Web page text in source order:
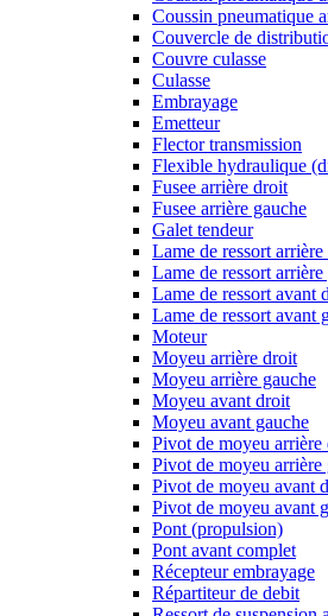
Coussin pneumatique
Couvercle de
Couvre culasse
Culasse
Embrayage
Emetteur
Flector transmission
Flexible hydraulique
Fusee arrière droit
Fusee arrière gauche
Galet tendeur
Lame de ressort
Lame de ressort arrière
Lame de ressort avant
Lame de ressort avant
Moteur
Moyeu arrière droit
Moyeu arrière gauche
Moyeu avant droit
Moyeu avant gauche
Pivot de moyeu arrière
Pivot de moyeu arrière
Pivot de moyeu avant
Pivot de moyeu avant
Pont (propulsion)
Pont avant complet
Récepteur embrayage
Répartiteur de debit